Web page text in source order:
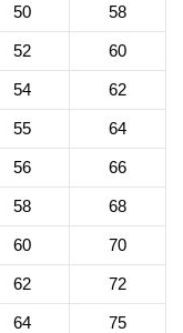
50 58
52 60
54 62
55 64
56 66
58 68
60 70
62 72
64 75